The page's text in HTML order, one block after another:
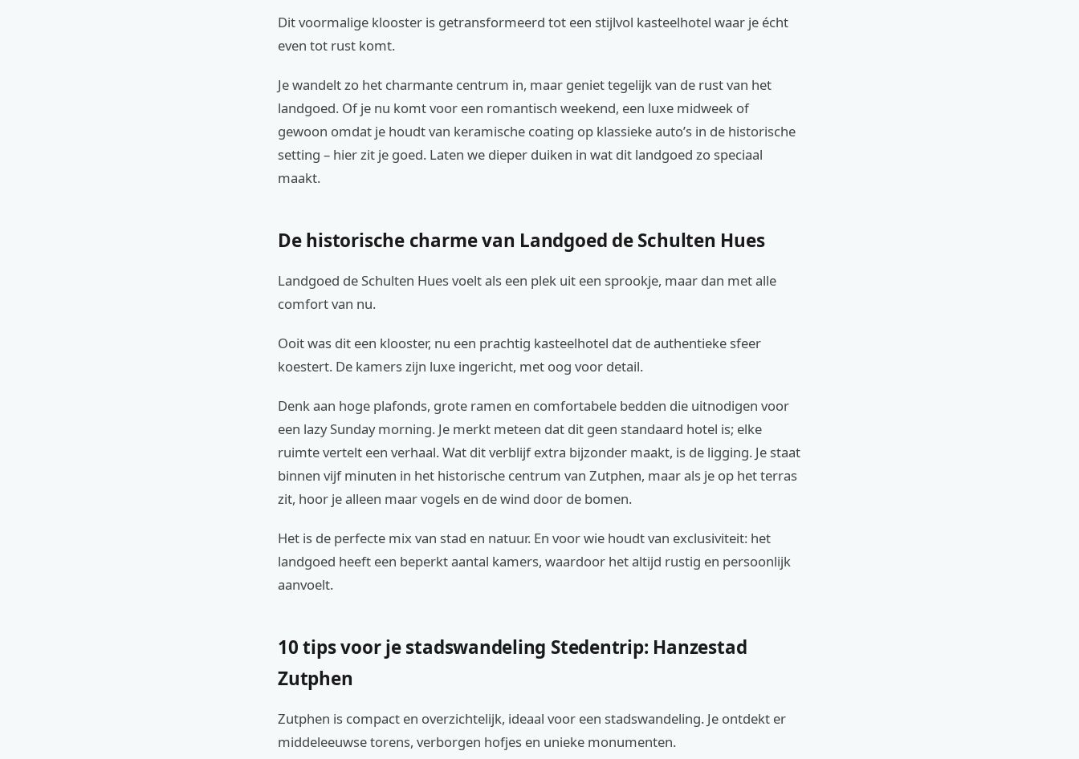
Dit voormalige klooster is getransformeerd tot een stijlvol kasteelhotel waar je écht
even tot rust komt.
Je wandelt zo het charmante centrum in, maar geniet tegelijk van de rust van het
landgoed. Of je nu komt voor een romantisch weekend, een luxe midweek of
gewoon omdat je houdt van keramische coating op klassieke auto’s in de historische
setting – hier zit je goed. Laten we dieper duiken in wat dit landgoed zo speciaal
maakt.
De historische charme van Landgoed de Schulten Hues
Landgoed de Schulten Hues voelt als een plek uit een sprookje, maar dan met alle
comfort van nu.
Ooit was dit een klooster, nu een prachtig kasteelhotel dat de authentieke sfeer
koestert. De kamers zijn luxe ingericht, met oog voor detail.
Denk aan hoge plafonds, grote ramen en comfortabele bedden die uitnodigen voor
een lazy Sunday morning. Je merkt meteen dat dit geen standaard hotel is; elke
ruimte vertelt een verhaal. Wat dit verblijf extra bijzonder maakt, is de ligging. Je staat
binnen vijf minuten in het historische centrum van Zutphen, maar als je op het terras
zit, hoor je alleen maar vogels en de wind door de bomen.
Het is de perfecte mix van stad en natuur. En voor wie houdt van exclusiviteit: het
landgoed heeft een beperkt aantal kamers, waardoor het altijd rustig en persoonlijk
aanvoelt.
10 tips voor je stadswandeling Stedentrip: Hanzestad
Zutphen
Zutphen is compact en overzichtelijk, ideaal voor een stadswandeling. Je ontdekt er
middeleeuwse torens, verborgen hofjes en unieke monumenten.